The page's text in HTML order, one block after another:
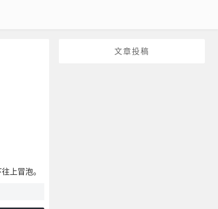
文章投稿
上冒泡。